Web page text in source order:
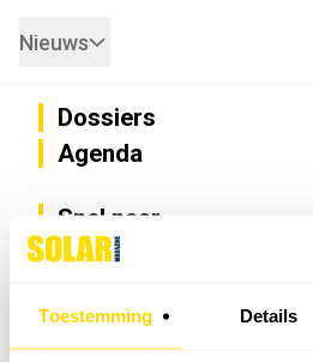
Toestemming Details
Nieuws
Dossiers
Agenda
Snel naar
Privacy
Nieuwsbrief